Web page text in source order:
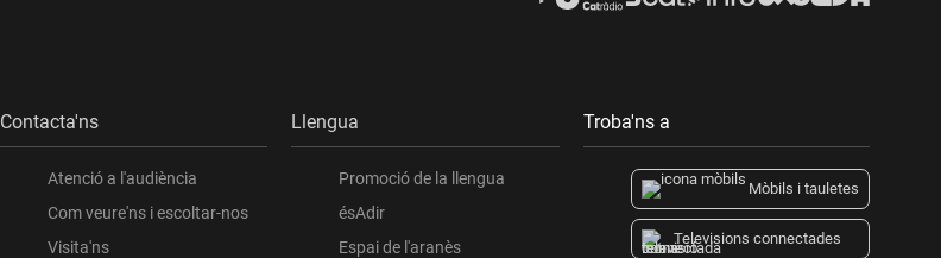
Contacta'ns
Atenció a l'audiència
Com veure'ns i escoltar-nos
Visita'ns
Llengua
Promoció de la llengua
ésAdir
Espai de l'aranès
Troba'ns a
Mòbils i tauletes
Televisions connectades